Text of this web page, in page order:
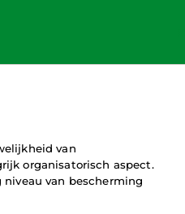
van
organisatorisch aspect.
niveau van bescherming